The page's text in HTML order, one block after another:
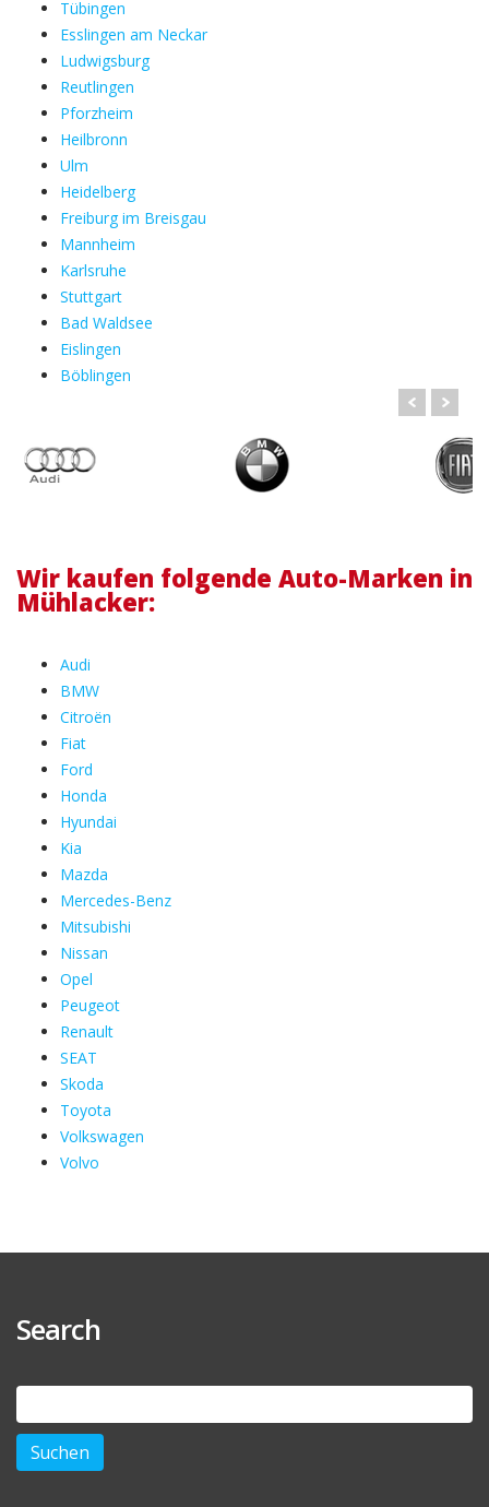
Tübingen
Esslingen am Neckar
Ludwigsburg
Reutlingen
Pforzheim
Heilbronn
Ulm
Heidelberg
Freiburg im Breisgau
Mannheim
Karlsruhe
Stuttgart
Bad Waldsee
Eislingen
Böblingen
Wir kaufen folgende Auto-Marken in
Mühlacker:
Audi
BMW
Citroën
Fiat
Ford
Honda
Hyundai
Kia
Mazda
Mercedes-Benz
Mitsubishi
Nissan
Opel
Peugeot
Renault
SEAT
Skoda
Toyota
Volkswagen
Volvo
Search
Suchen
nach: